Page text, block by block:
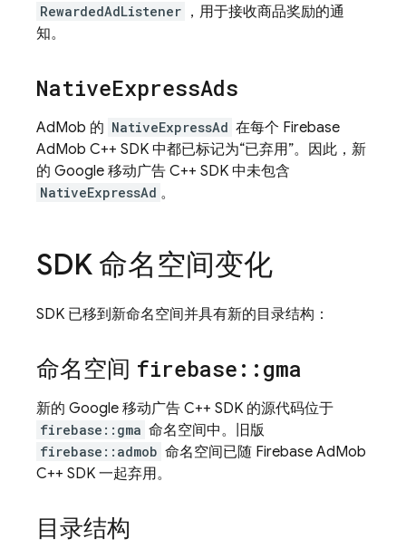
RewardedAdListener ，用于接收商品奖励的通
知。
NativeExpressAds
AdMob 的 NativeExpressAd 在每个 Firebase
AdMob C++ SDK 中都已标记为“已弃用”。因此，新
的 Google 移动广告 C++ SDK 中未包含
NativeExpressAd 。
SDK 命名空间变化
SDK 已移到新命名空间并具有新的目录结构：
命名空间 firebase::gma
新的 Google 移动广告 C++ SDK 的源代码位于
firebase::gma 命名空间中。旧版
firebase::admob 命名空间已随 Firebase AdMob
C++ SDK 一起弃用。
目录结构